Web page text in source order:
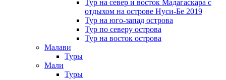
Тур на север и восток Мадагаскара с
отдыхом на острове Нуси-Бе 2019
Тур на юго-запад острова
Тур по северу острова
Тур на восток острова
Малави
Туры
Мали
Туры